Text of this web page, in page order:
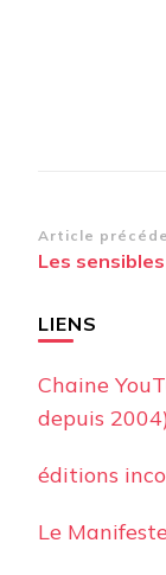
d’article
Article
Les sensibles
LIENS
Chaine
depuis 2004)
éditions
Le